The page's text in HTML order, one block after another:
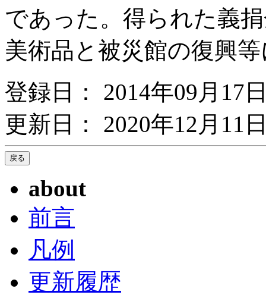
であった。得られた義
美術品と被災館の復興
登録日： 2014年09月17
更新日： 2020年12月11
about
前言
凡例
更新履歴